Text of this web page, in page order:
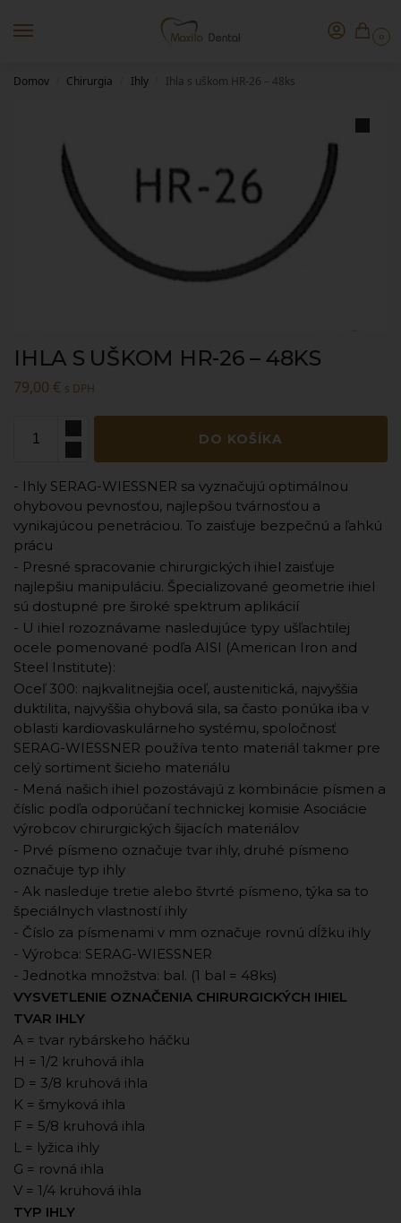
0
Domov Chirurgia Ihly Ihla s uškom HR-26 – 48ks
IHLA S UŠKOM HR-26 – 48KS
79,00 € s DPH
DO KOŠÍKA
- Ihly SERAG-WIESSNER sa vyznačujú optimálnou
ohybovou pevnosťou, najlepšou tvárnosťou a
vynikajúcou penetráciou. To zaisťuje bezpečnú a ľahkú
prácu
- Presné spracovanie chirurgických ihiel zaisťuje
najlepšiu manipuláciu. Špecializované geometrie ihiel
sú dostupné pre široké spektrum aplikácií
- U ihiel rozoznávame nasledujúce typy ušľachtilej
ocele pomenované podľa AISI (American Iron and
Steel Institute):
Oceľ 300: najkvalitnejšia oceľ, austenitická, najvyššia
duktilita, najvyššia ohybová sila, sa často ponúka iba v
oblasti kardiovaskulárneho systému, spoločnosť
SERAG-WIESSNER používa tento materiál takmer pre
celý sortiment šicieho materiálu
- Mená našich ihiel pozostávajú z kombinácie písmen a
číslic podľa odporúčaní technickej komisie Asociácie
výrobcov chirurgických šijacích materiálov
- Prvé písmeno označuje tvar ihly, druhé písmeno
označuje typ ihly
- Ak nasleduje tretie alebo štvrté písmeno, týka sa to
špeciálnych vlastností ihly
- Číslo za písmenami v mm označuje rovnú dĺžku ihly
- Výrobca: SERAG-WIESSNER
- Jednotka množstva: bal. (1 bal = 48ks)
VYSVETLENIE OZNAČENIA CHIRURGICKÝCH IHIEL
TVAR IHLY
A = tvar rybárskeho háčku
H = 1/2 kruhová ihla
D = 3/8 kruhová ihla
K = šmyková ihla
F = 5/8 kruhová ihla
L = lyžica ihly
G = rovná ihla
V = 1/4 kruhová ihla
TYP IHLY